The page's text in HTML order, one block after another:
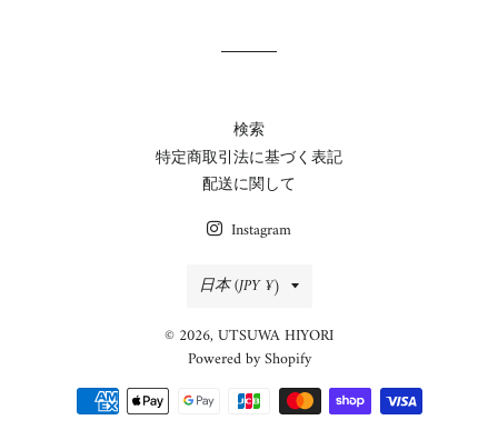
検索
特定商取引法に基づく表記
配送に関して
Instagram
国/
地
域
日本 (JPY ¥)
© 2026, UTSUWA HIYORI
Powered by Shopify
決